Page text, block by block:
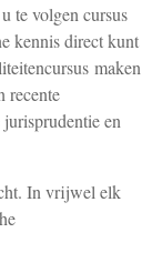
te volgen cursus
kennis direct kunt
maken
recente
en
In vrijwel elk